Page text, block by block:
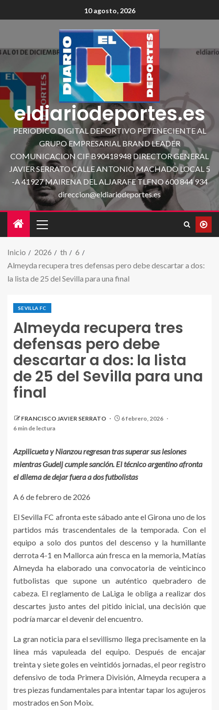
10 agosto, 2026
eldiariodeportes.es
PERIODICO DIGITAL DEPORTIVO PETENECIENTE AL
GRUPO EMPRESARIAL BRAND LEADER
COMUNICACION CIF B90418948 DIRECTOR GENERAL
JAVIER SERRATO CALLE ANTONIO MACHADO LOCAL 5
-A 41927 MAIRENA DEL ALJARAFE TLFNO 600 844 934
direccion@eldiariodeportes.es
Inicio 2026 th
6
Almeyda recupera tres defensas pero debe descartar a dos:
la lista de 25 del Sevilla para una final
SEVILLA FC
Almeyda recupera tres
defensas pero debe
descartar a dos: la lista
de 25 del Sevilla para una
final
FRANCISCO JAVIER SERRATO
6 febrero, 2026
6 min de lectura
Azpilicueta y Nianzou regresan tras superar sus lesiones
mientras Gudelj cumple sanción. El técnico argentino afronta
el dilema de dejar fuera a dos futbolistas
A 6 de febrero de 2026
El Sevilla FC afronta este sábado ante el Girona uno de los
partidos más trascendentales de la temporada. Con el
equipo a solo dos puntos del descenso y la humillante
derrota 4-1 en Mallorca aún fresca en la memoria, Matías
Almeyda ha elaborado una convocatoria de veinticinco
futbolistas que supone un auténtico quebradero de
cabeza. El reglamento de LaLiga le obliga a realizar dos
descartes justo antes del pitido inicial, una decisión que
podría marcar el devenir del encuentro.
La gran noticia para el sevillismo llega precisamente en la
línea más vapuleada del equipo. Después de encajar
treinta y siete goles en veintidós jornadas, el peor registro
defensivo de toda Primera División, Almeyda recupera a
tres piezas fundamentales para intentar tapar los agujeros
mostrados en Son Moix.